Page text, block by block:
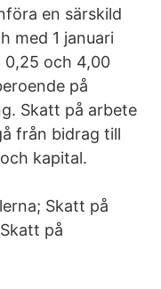
en särskild
med 1 januari
0,25 och 4,00
på
Skatt på arbete
från bidrag till
kapital.
Skatt på
på